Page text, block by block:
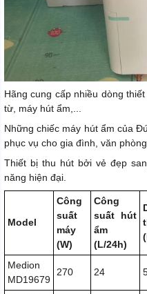
Hãng cung cấp nhiều dòng
từ, máy hút ẩm,...
Những chiếc máy hút ẩm của
phục vụ cho gia đình, văn
Thiết bị thu hút bởi vẻ đẹp
năng hiện đại.
Model
Công
suất
máy
(W)
Công
suất hút
ẩm
(L/24h)
Medion
MD19679
270 24